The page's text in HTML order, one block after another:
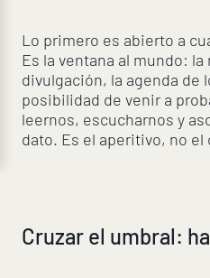
Lo primero es abierto a
Es la ventana al mundo: la
divulgación, la agenda de
posibilidad de venir a
leernos, escucharnos y
dato. Es el aperitivo, no
Cruzar el umbral: